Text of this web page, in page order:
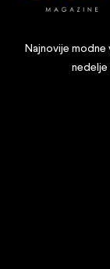
Najnovije modne
nedelje